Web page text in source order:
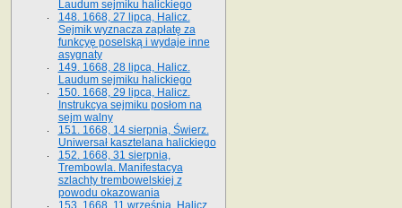
Laudum sejmiku halickiego
148. 1668, 27 lipca, Halicz.
Sejmik wyznacza zapłatę za
funkcyę poselską i wydaje inne
asygnaty
149. 1668, 28 lipca, Halicz.
Laudum sejmiku halickiego
150. 1668, 29 lipca, Halicz.
Instrukcya sejmiku posłom na
sejm walny
151. 1668, 14 sierpnia, Świerz.
Uniwersał kasztelana halickiego
152. 1668, 31 sierpnia,
Trembowla. Manifestacya
szlachty trembowelskiej z
powodu okazowania
153. 1668, 11 września, Halicz.